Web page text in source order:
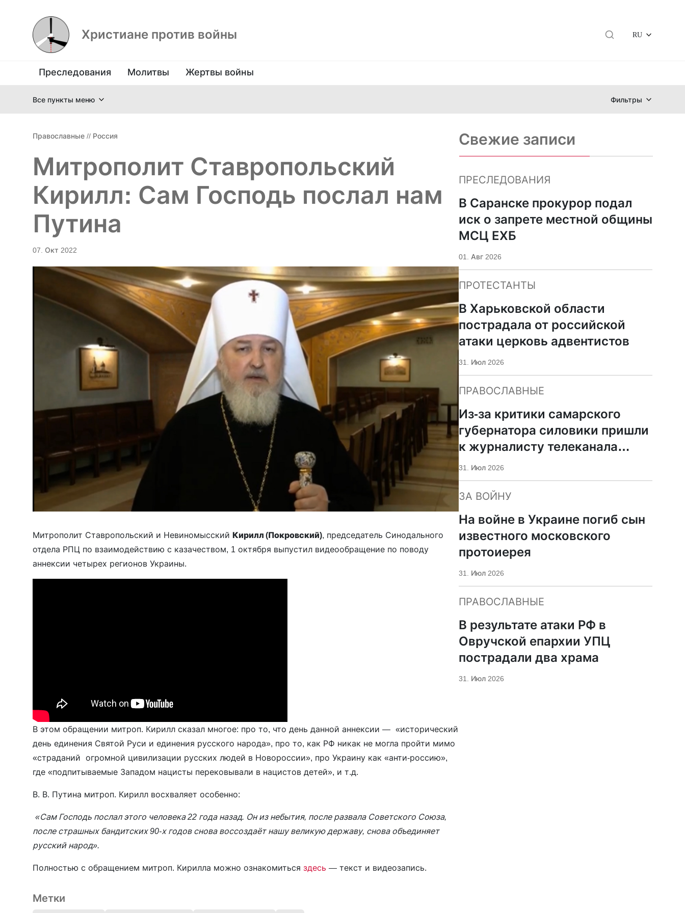
Христиане против войны RU
Преследования Молитвы Жертвы войны
Все пункты меню Фильтры
Православные // Россия
Митрополит Ставропольский
Кирилл: Сам Господь послал нам
Путина
07. Окт 2022
Митрополит Ставропольский и Невиномысский Кирилл (Покровский), председатель Синодального
отдела РПЦ по взаимодействию с казачеством, 1 октября выпустил видеообращение по поводу
аннексии четырех регионов Украины.
В этом обращении митроп. Кирилл сказал многое: про то, что день данной аннексии — «исторический
день единения Святой Руси и единения русского народа», про то, как РФ никак не могла пройти мимо
«страданий огромной цивилизации русских людей в Новороссии», про Украину как «анти-россию»,
где «подпитываемые Западом нацисты перековывали в нацистов детей», и т.д.
В. В. Путина митроп. Кирилл восхваляет особенно:
«Сам Господь послал этого человека 22 года назад. Он из небытия, после развала Советского Союза,
после страшных бандитских 90-х годов снова воссоздаёт нашу великую державу, снова объединяет
русский народ».
Полностью с обращением митроп. Кирилла можно ознакомиться здесь — текст и видеозапись.
Метки
Свежие записи
ПРЕСЛЕДОВАНИЯ
В Саранске прокурор подал
иск о запрете местной общины
МСЦ ЕХБ
01. Авг 2026
ПРОТЕСТАНТЫ
В Харьковской области
пострадала от российской
атаки церковь адвентистов
31. Июл 2026
ПРАВОСЛАВНЫЕ
Из-за критики самарского
губернатора силовики пришли
к журналисту телеканала
«Царьград»
31. Июл 2026
ЗА ВОЙНУ
На войне в Украине погиб сын
известного московского
протоиерея
31. Июл 2026
ПРАВОСЛАВНЫЕ
В результате атаки РФ в
Овручской епархии УПЦ
пострадали два храма
31. Июл 2026